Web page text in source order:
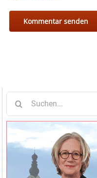
nach: